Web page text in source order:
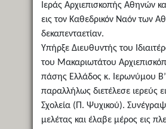
Ιεράς Αρχιεπισκοπής Αθηνών
εις τον Καθεδρικόν Ναόν των
δεκαπενταετίαν.
Υπήρξε Διευθυντής του
του Μακαριωτάτου
πάσης Ελλάδος κ. Ιερωνύμου Β’
παραλλήλως διετέλεσε ιερεύς
Σχολεία (Π. Ψυχικού).
μελέτας και έλαβε μέρος εις